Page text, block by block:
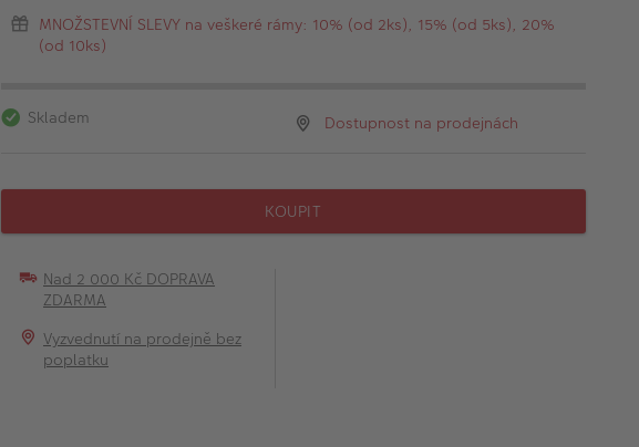
MNOŽSTEVNÍ SLEVY na veškeré rámy: 10% (od 2ks), 15% (od 5ks), 20%
(od 10ks)
Skladem Dostupnost na prodejnách
KOUPIT
Nad 2 000 Kč DOPRAVA
ZDARMA
Vyzvednutí na prodejně bez
poplatku